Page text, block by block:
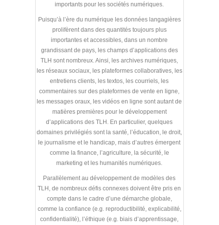
importants pour les sociétés numériques.
Puisqu’à l’ère du numérique les données langagières
prolifèrent dans des quantités toujours plus
importantes et accessibles, dans un nombre
grandissant de pays, les champs d’applications des
TLH sont nombreux. Ainsi, les archives numériques,
les réseaux sociaux, les plateformes collaboratives, les
entretiens clients, les textos, les courriels, les
commentaires sur des plateformes de vente en ligne,
les messages oraux, les vidéos en ligne sont autant de
matières premières pour le développement
d’applications des TLH. En particulier, quelques
domaines privilégiés sont la santé, l’éducation, le droit,
le journalisme et le handicap, mais d’autres émergent
comme la finance, l’agriculture, la sécurité, le
marketing et les humanités numériques.
Parallèlement au développement de modèles des
TLH, de nombreux défis connexes doivent être pris en
compte dans le cadre d’une démarche globale,
comme la confiance (e.g. reproductibilité, explicabilité,
confidentialité), l’éthique (e.g. biais d’apprentissage,